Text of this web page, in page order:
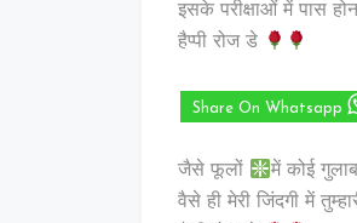
इसके परीक्षाओं में पास
हैप्पी रोज डे
Share On Whatsapp
जैसे फूलों में कोई गुलाब
वैसे ही मेरी जिंदगी में